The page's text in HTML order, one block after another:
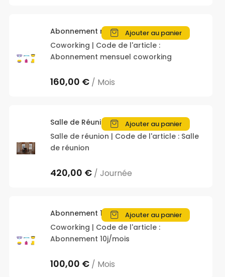
Abonnement mensuelAjouter au panier
Coworking | Code de l'article :
Abonnement mensuel coworking
160,00 € / Mois
Salle de Réunion Ajouter au panier
Salle de réunion | Code de l'article : Salle
de réunion
420,00 € / Journée
Abonnement 10j/moisAjouter au panier
Coworking | Code de l'article :
Abonnement 10j/mois
100,00 € / Mois